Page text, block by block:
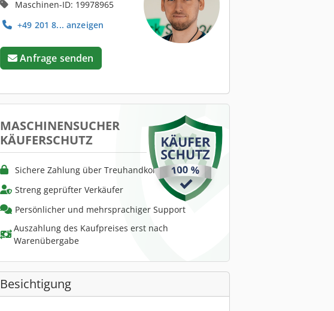
Maschinen-ID: 19978965
+49 201 8... anzeigen
Anfrage senden
MASCHINENSUCHER
KÄUFERSCHUTZ
Sichere Zahlung über Treuhandkonto
Streng geprüfter Verkäufer
Persönlicher und mehrsprachiger Support
Auszahlung des Kaufpreises erst nach
Warenübergabe
Besichtigung